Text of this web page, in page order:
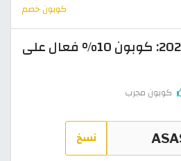
كوبون خصم
كود خصم هواوي 2026: كوبون 10% فعال على
كوبون مجرب
نسخ